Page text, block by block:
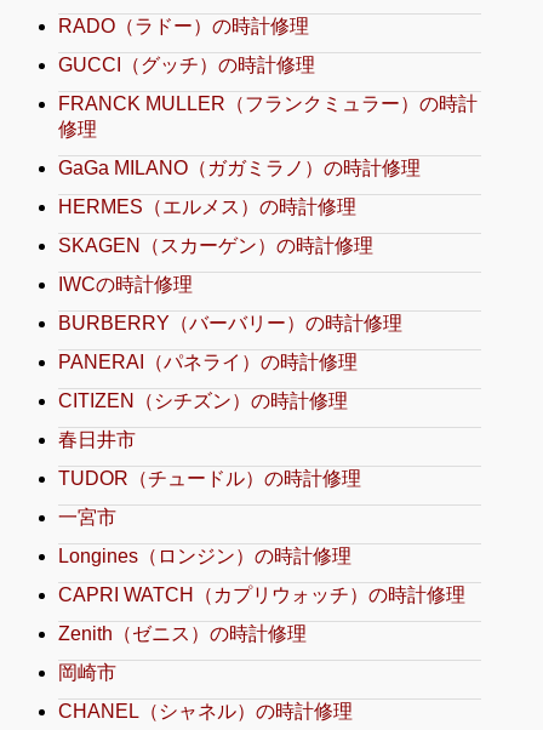
RADO（ラドー）の時計修理
GUCCI（グッチ）の時計修理
FRANCK MULLER（フランクミュラー）の時計
修理
GaGa MILANO（ガガミラノ）の時計修理
HERMES（エルメス）の時計修理
SKAGEN（スカーゲン）の時計修理
IWCの時計修理
BURBERRY（バーバリー）の時計修理
PANERAI（パネライ）の時計修理
CITIZEN（シチズン）の時計修理
春日井市
TUDOR（チュードル）の時計修理
一宮市
Longines（ロンジン）の時計修理
CAPRI WATCH（カプリウォッチ）の時計修理
Zenith（ゼニス）の時計修理
岡崎市
CHANEL（シャネル）の時計修理